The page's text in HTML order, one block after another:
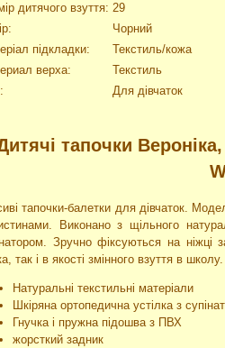
дитячого взуття: 29
Чорний
підкладки:
Текстиль/кожа
верха:
Текстиль
Для дівчаток
тапочки
тапочки-балетки для дівчаток.
Виконано з щільного
Зручно фіксуються на ніжці
так і в якості змінного взуття в школу.
Натуральні текстильні матеріали
Шкіряна ортопедична устілка з
Гнучка і пружна підошва з ПВХ
жорсткий задник